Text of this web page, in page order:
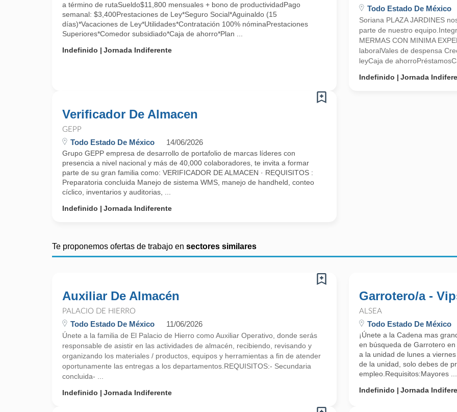
a término de rutaSueldo$11,800 mensuales + bono de productividadPago
semanal: $3,400Prestaciones de Ley*Seguro Social*Aguinaldo (15
días)*Vacaciones de Ley*Utilidades*Contratación 100% nóminaPrestaciones
Superiores*Comedor subsidiado*Caja de ahorro*Plan ...
Indefinido
Jornada Indiferente
Todo Estado De México
Soriana PLAZA JARDINES
parte de nuestro
MERMAS CON MINIMA
laboralVales de despensa
leyCaja de
Indefinido
Jornada
Verificador De Almacen
GEPP
Todo Estado De México 14/06/2026
Grupo GEPP empresa de desarrollo de portafolio de marcas líderes con
presencia a nivel nacional y más de 40,000 colaboradores, te invita a formar
parte de su gran familia como: VERIFICADOR DE ALMACEN · REQUISITOS :
Preparatoria concluida Manejo de sistema WMS, manejo de handheld, conteo
cíclico, inventarios y auditorias, ...
Indefinido
Jornada Indiferente
Te proponemos ofertas de trabajo en sectores similares
Auxiliar De Almacén
PALACIO DE HIERRO
Todo Estado De México 11/06/2026
Únete a la familia de El Palacio de Hierro como Auxiliar Operativo, donde serás
responsable de asistir en las actividades de almacén, recibiendo, revisando y
organizando los materiales / productos, equipos y herramientas a fin de atender
oportunamente las entregas a los departamentos.REQUISITOS:- Secundaria
concluida- ...
Indefinido
Jornada Indiferente
Garrotero/a -
ALSEA
Todo Estado De México
¡Únete a la Cadena mas
en búsqueda de Garrotero
a la unidad de lunes a
de la unidad, solo debes de
empleo.Requisitos:Mayores ...
Indefinido
Jornada